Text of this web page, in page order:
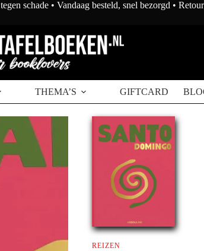
schade • Vandaag besteld, snel bezorgd •
THEMA’S GIFTCARD
REIZEN